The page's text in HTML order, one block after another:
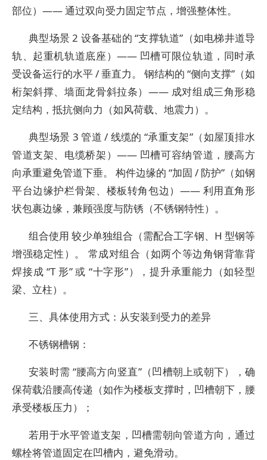
部位）—— 通过双向受力固定节点，增强整体性。
典型场景 2 设备基础的 “支撑轨道”（如电梯井道导
轨、起重机轨道底座）—— 凹槽可限位轨道，同时承
受设备运行的水平 / 垂直力。 钢结构的 “侧向支撑”（如
桁架斜撑、墙面龙骨斜拉条）—— 成对组成三角形稳
定结构，抵抗侧向力（如风荷载、地震力）。
典型场景 3 管道 / 线缆的 “承重支架”（如屋顶排水
管道支架、电缆桥架）—— 凹槽可容纳管道，腰高方
向承重避免管道下垂。 构件边缘的 “加固 / 防护”（如钢
平台边缘护栏骨架、楼板转角包边）—— 利用直角形
状包裹边缘，兼顾强度与防锈（不锈钢特性）。
组合使用 较少单独组合（需配合工字钢、H 型钢等
增强稳定性）。 常成对组合（如两个等边角钢背靠背
焊接成 “T 形” 或 “十字形”），提升承重能力（如轻型
梁、立柱）。
三、具体使用方式：从安装到受力的差异
不锈钢槽钢：
安装时需 “腰高方向竖直”（凹槽朝上或朝下），确
保荷载沿腰高传递（如作为楼板支撑时，凹槽朝下，腰
承受楼板压力）；
若用于水平管道支架，凹槽需朝向管道方向，通过
螺栓将管道固定在凹槽内，避免滑动。